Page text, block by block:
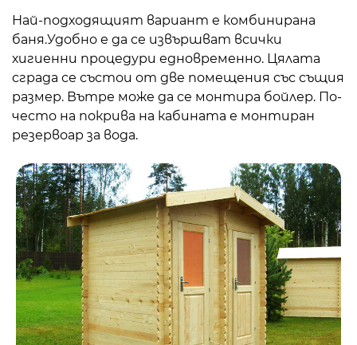
Най-подходящият вариант е комбинирана
баня.Удобно е да се извършват всички
хигиенни процедури едновременно. Цялата
сграда се състои от две помещения със същия
размер. Вътре може да се монтира бойлер. По-
често на покрива на кабината е монтиран
резервоар за вода.